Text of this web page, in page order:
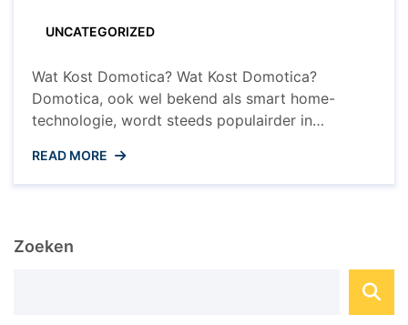
UNCATEGORIZED
Wat Kost Domotica? Wat Kost Domotica?
Domotica, ook wel bekend als smart home-
technologie, wordt steeds populairder in
kosten die komen kijken bij het implementeren
van domotica in uw woning? Initiële Investering
behoeften. De initiële investering omvat ...
READ MORE
Zoeken